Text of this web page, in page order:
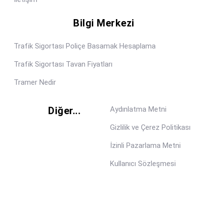
Bilgi Merkezi
Trafik Sigortası Poliçe Basamak Hesaplama
Trafik Sigortası Tavan Fiyatları
Tramer Nedir
Diğer... Aydınlatma Metni
Gizlilik ve Çerez Politikası
İzinli Pazarlama Metni
Kullanıcı Sözleşmesi